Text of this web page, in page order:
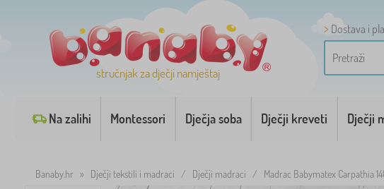
stručnjak za dječji namještaj
Dostava i
Na zalihi Montessori Dječja soba Dječji kreveti Dječji
Banaby.hr » Dječji tekstili i madraci / Dječji madraci / Madrac Babymatex Carpathia